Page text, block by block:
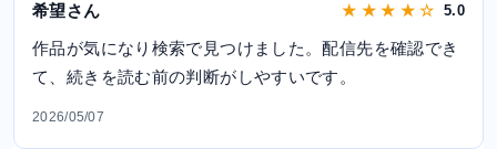
希望さん ★ ★ ★ ★ ☆ 5.0
作品が気になり検索で見つけました。配信先を確認でき
て、続きを読む前の判断がしやすいです。
2026/05/07